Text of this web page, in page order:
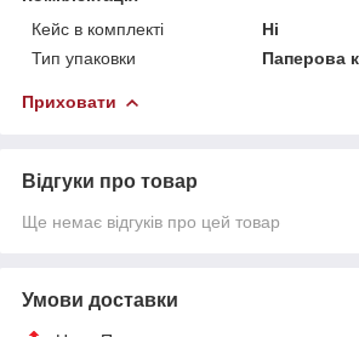
Кейс в комплекті
Ні
Тип упаковки
Паперова
Приховати
Відгуки про товар
Ще немає відгуків про цей товар
Умови доставки